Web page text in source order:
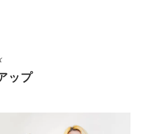
ップ